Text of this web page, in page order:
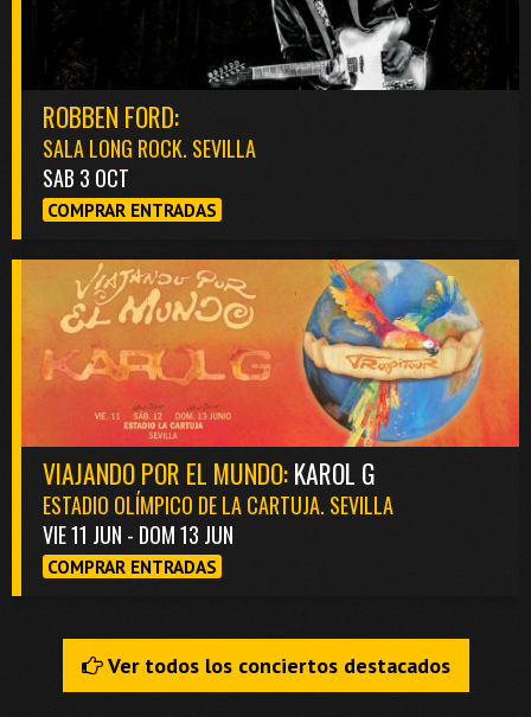
ROBBEN FORD:
SALA LONG ROCK. SEVILLA
SAB 3 OCT
COMPRAR ENTRADAS
VIAJANDO POR EL MUNDO:KAROL G
ESTADIO OLÍMPICO DE LA CARTUJA. SEVILLA
VIE 11 JUN - DOM 13 JUN
COMPRAR ENTRADAS
Ver todos los conciertos destacados